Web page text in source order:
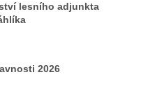
lesního adjunkta
2026